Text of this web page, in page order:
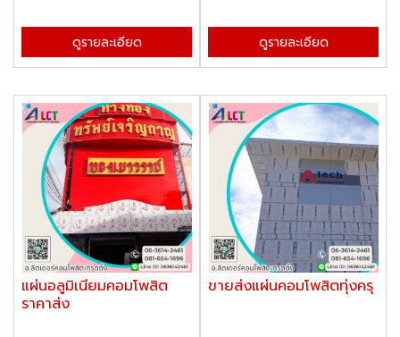
ดูรายละเอียด ดูรายละเอียด
แผ่นอลูมิเนียมคอมโพสิต
ราคาส่ง
ขายส่งแผ่นคอมโพสิตทุ่งครุ